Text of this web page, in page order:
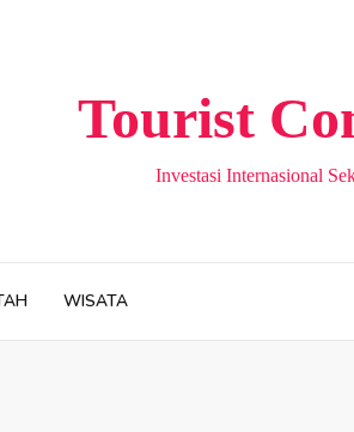
Tourist
Investasi Internasional
WISATA